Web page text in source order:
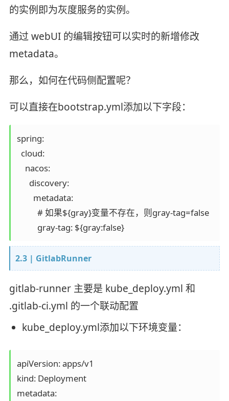
的实例即为灰度服务的实例。
通过 webUI 的编辑按钮可以实时的新增修改
metadata。
那么，如何在代码侧配置呢？
可以直接在bootstrap.yml添加以下字段：
spring:
  cloud:
    nacos:
      discovery:
        metadata:
          # 如果${gray}变量不存在，则gray-tag=false
2.3 | GitlabRunner
gitlab-runner 主要是 kube_deploy.yml 和
.gitlab-ci.yml 的一个联动配置
kube_deploy.yml添加以下环境变量：
apiVersion: apps/v1
kind: Deployment
metadata: